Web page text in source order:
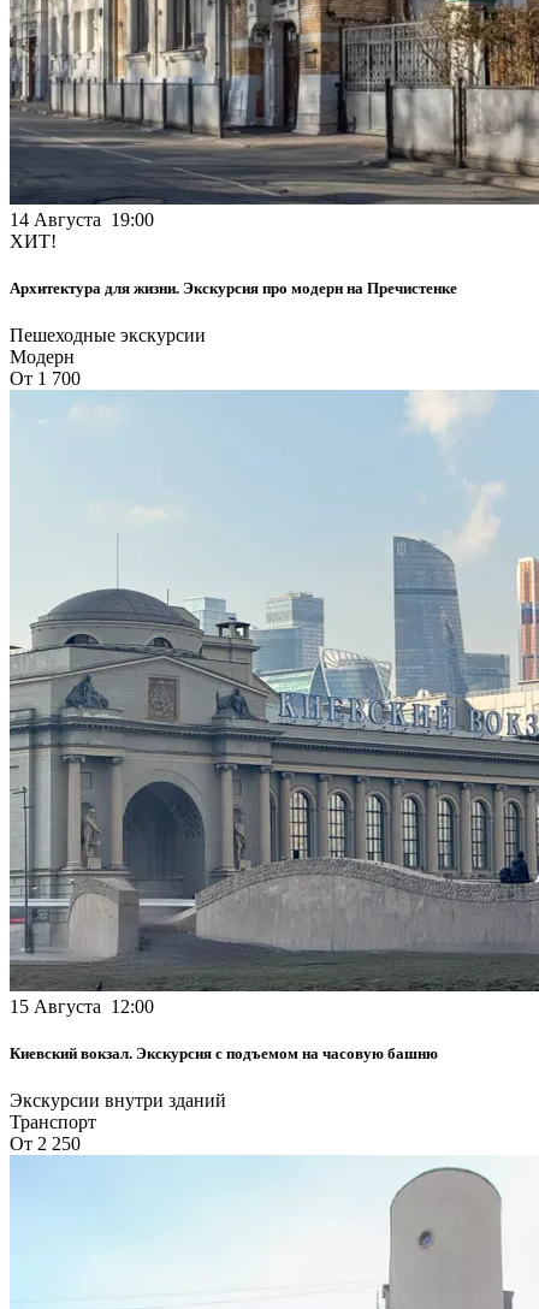
14 Августа 19:00
ХИТ!
Архитектура для жизни. Экскурсия про модерн на Пречистенке
Пешеходные экскурсии
Модерн
От 1 700
15 Августа 12:00
Киевский вокзал. Экскурсия с подъемом на часовую башню
Экскурсии внутри зданий
Транспорт
От 2 250